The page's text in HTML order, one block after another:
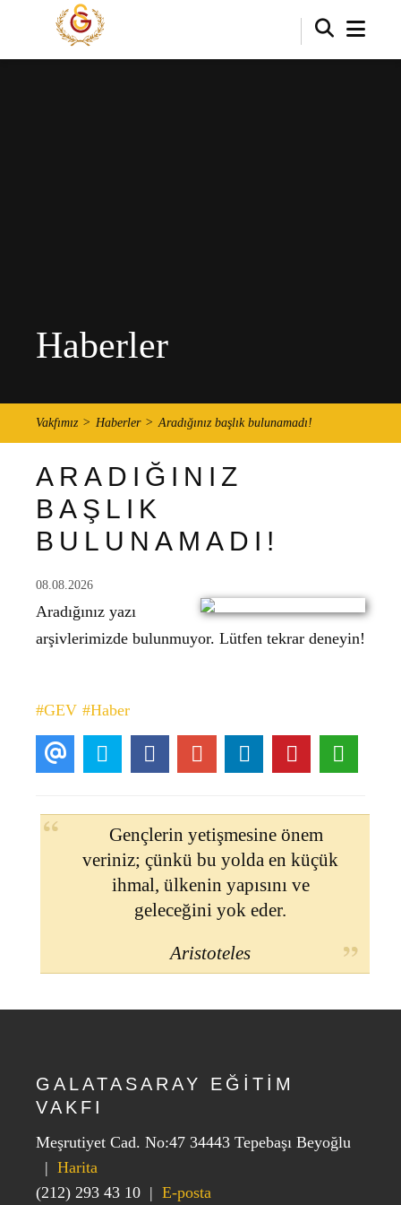
Haberler
Vakfımız Haberler Aradığınız başlık bulunamadı!
ARADIĞINIZ
BAŞLIK
BULUNAMADI!
08.08.2026
Aradığınız yazı
arşivlerimizde bulunmuyor. Lütfen tekrar deneyin!
#GEV #Haber
Gençlerin yetişmesine önem
veriniz; çünkü bu yolda en küçük
ihmal, ülkenin yapısını ve
geleceğini yok eder.
Aristoteles
GALATASARAY EĞİTİM
VAKFI
Meşrutiyet Cad. No:47 34443 Tepebaşı Beyoğlu
| Harita
(212) 293 43 10 | E-posta